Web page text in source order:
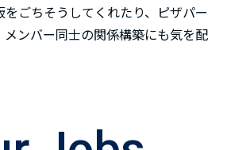
ごちそうしてくれたり、ピザパー
メンバー同士の関係構築にも気を配